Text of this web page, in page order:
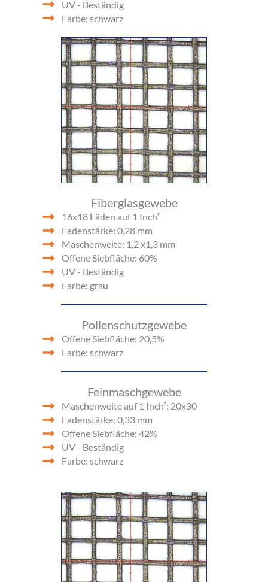
UV - Beständig
Farbe: schwarz
Fiberglasgewebe
16x18 Fäden auf 1 Inch²
Fadenstärke: 0,28 mm
Maschenweite: 1,2 x1,3 mm
Offene Siebfläche: 60%
UV - Beständig
Farbe: grau
Pollenschutzgewebe
Offene Siebfläche: 20,5%
Farbe: schwarz
Feinmaschgewebe
Maschenweite auf 1 Inch²: 20x30
Fadenstärke: 0,33 mm
Offene Siebfläche: 42%
UV - Beständig
Farbe: schwarz